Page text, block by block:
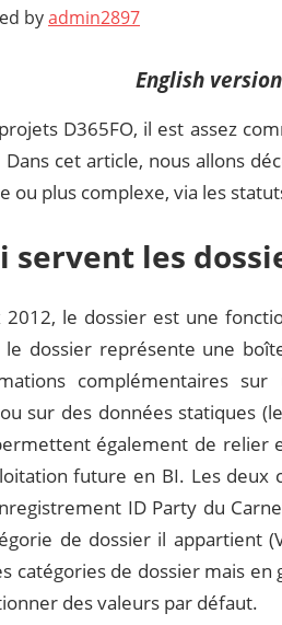
byadmin2897
English
D365FO, il est assez
cet article, nous allons
ou plus complexe, via les
servent les
2012, le dossier est une
le dossier représente une
complémentaires
sur des données statiques
également de relier
future en BI. Les
ID Party du
de dossier il appartient
catégories de dossier mais
des valeurs par défaut.